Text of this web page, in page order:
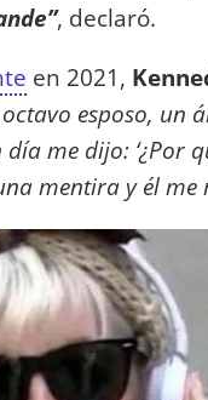
, declaró.
en 2021,
esposo, un
me dijo: ‘¿Por
mentira y él me